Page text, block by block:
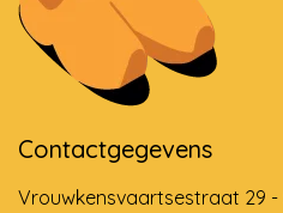
Contactgegevens
Vrouwkensvaartsestraat 29 -